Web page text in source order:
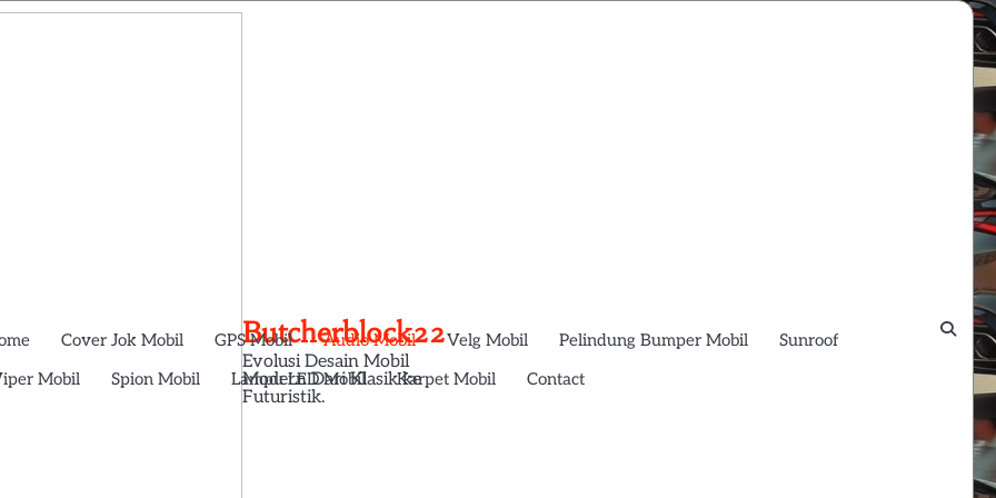
Butcherblock22
Evolusi Desain Mobil
Modern Dari Klasik ke
Futuristik.
Cover Jok Mobil GPS Mobil Audio Mobil Velg Mobil Pelindung Bumper Mobil
Sunroof
Mobil
Spion Mobil Lampu LED Mobil Karpet Mobil Contact